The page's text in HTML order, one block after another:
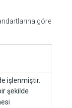
göre
işlenmiştir.
şekilde